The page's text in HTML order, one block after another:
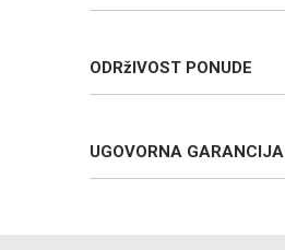
ODRžIVOST PONUDE
UGOVORNA GARANCIJA